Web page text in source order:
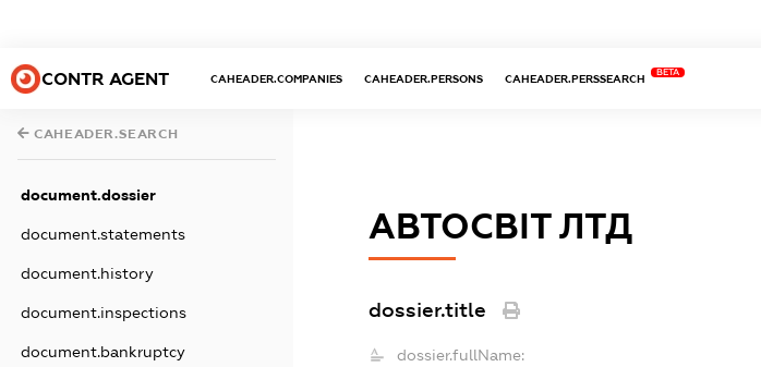
CONTR AGENT CAHEADER.COMPANIES CAHEADER.PERSONS CAHEADER.PERSSEARCH
BETA
CAHEADER.SEARCH
document.dossier
document.statements
document.history
document.inspections
document.bankruptcy
АВТОСВІТ ЛТД
dossier.title
dossier.fullName: